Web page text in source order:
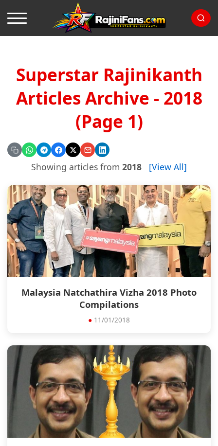
Superstar Rajinikanth
Articles Archive - 2018
(Page 1)
Showing articles from 2018 [View All]
Malaysia Natchathira Vizha 2018 Photo
Compilations
● 11/01/2018